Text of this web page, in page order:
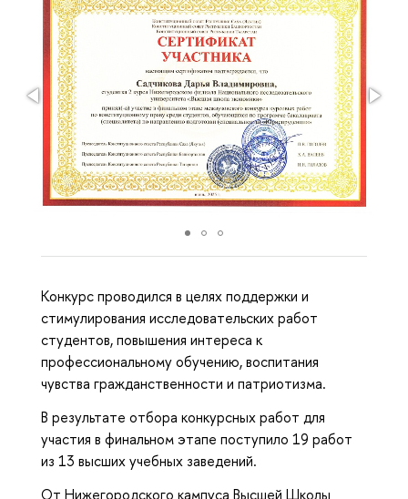
Конкурс проводился в целях поддержки и
стимулирования исследовательских работ
студентов, повышения интереса к
профессиональному обучению, воспитания
чувства гражданственности и патриотизма.
В результате отбора конкурсных работ для
участия в финальном этапе поступило 19 работ
из 13 высших учебных заведений.
От Нижегородского кампуса Высшей Школы